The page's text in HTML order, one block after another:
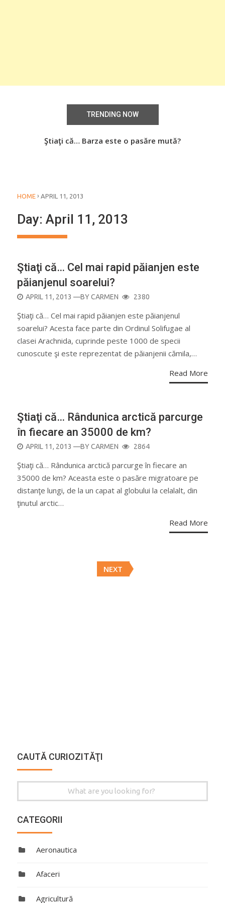
TRENDING NOW
Ştiaţi că… Barza este o pasăre mută?
HOME › APRIL 11, 2013
Day: April 11, 2013
Ştiaţi că… Cel mai rapid păianjen este
păianjenul soarelui?
POSTED
APRIL 11, 2013 —BYCARMEN 2380
Ştiaţi că… Cel mai rapid păianjen este păianjenul
soarelui? Acesta face parte din Ordinul Solifugae al
clasei Arachnida, cuprinde peste 1000 de specii
cunoscute şi este reprezentat de păianjenii cămila,…
Read More
Ştiaţi că… Rândunica arctică parcurge
în fiecare an 35000 de km?
POSTED
APRIL 11, 2013 —BYCARMEN 2864
Ştiaţi că… Rândunica arctică parcurge în fiecare an
35000 de km? Aceasta este o pasăre migratoare pe
distanţe lungi, de la un capat al globului la celalalt, din
ţinutul arctic…
Read More
navigation
NEXT
CAUTĂ CURIOZITĂŢI
for:
CATEGORII
Aeronautica
Afaceri
Agricultură